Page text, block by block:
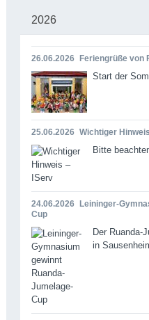
2026
26.06.2026 Feriengrüße von
Start der
25.06.2026 Wichtiger
Bitte
24.06.2026
Leininger-
Cup
Der Ruanda-
in